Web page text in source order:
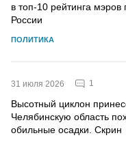
в топ-10 рейтинга мэров
России
ПОЛИТИКА
31 июля 2026 1
Высотный циклон
Челябинскую область
обильные осадки. Скрин